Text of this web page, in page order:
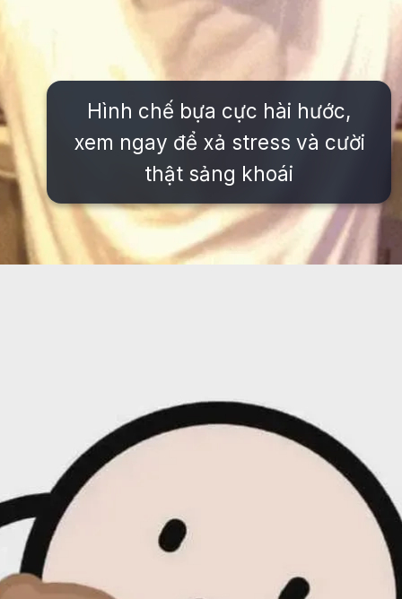
Hình chế bựa cực hài hước,
xem ngay để xả stress và cười
thật sảng khoái